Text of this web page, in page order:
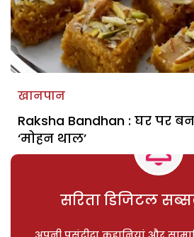
खानपान
Raksha Bandhan : घर पर
‘मोहन थाल’
सरिता डिजिटल